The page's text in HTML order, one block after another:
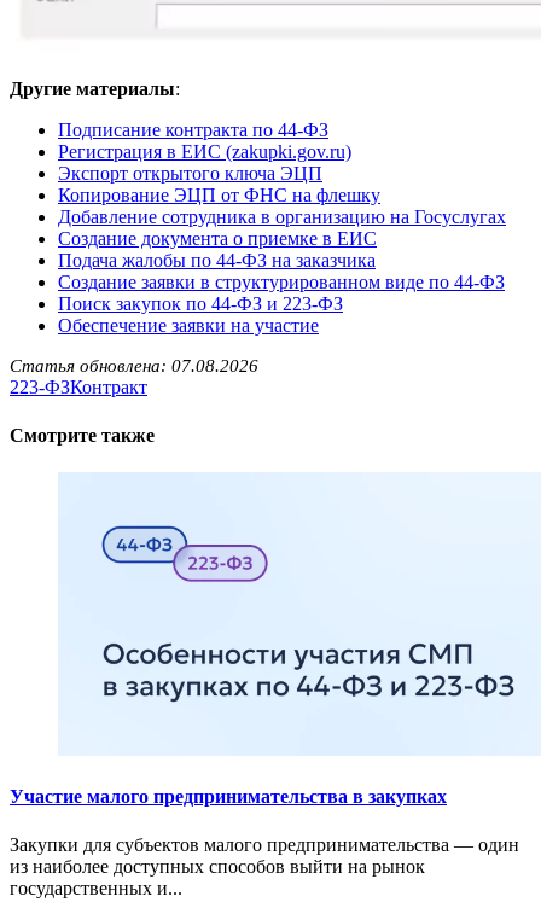
Другие материалы:
Подписание контракта по 44-ФЗ
Регистрация в ЕИС (zakupki.gov.ru)
Экспорт открытого ключа ЭЦП
Копирование ЭЦП от ФНС на флешку
Добавление сотрудника в организацию на Госуслугах
Создание документа о приемке в ЕИС
Подача жалобы по 44-ФЗ на заказчика
Создание заявки в структурированном виде по 44-ФЗ
Поиск закупок по 44-ФЗ и 223-ФЗ
Обеспечение заявки на участие
Статья обновлена: 07.08.2026
223-ФЗКонтракт
Смотрите также
Участие малого предпринимательства в закупках
Закупки для субъектов малого предпринимательства — один
из наиболее доступных способов выйти на рынок
государственных и...